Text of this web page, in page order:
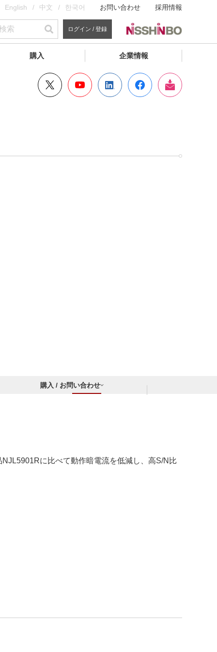
English 中文 한국어 お問い合わせ 採用情報
ログイン / 登録
購入 企業情報
購入 / お問い合わせ
に比べて動作暗電流を低減し、高S/N比